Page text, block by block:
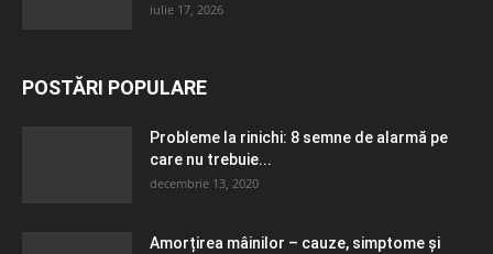
iulie 17, 2026
POSTĂRI POPULARE
Probleme la rinichi: 8 semne de alarmă pe
care nu trebuie...
decembrie 13, 2020
Amorțirea mâinilor – cauze, simptome și